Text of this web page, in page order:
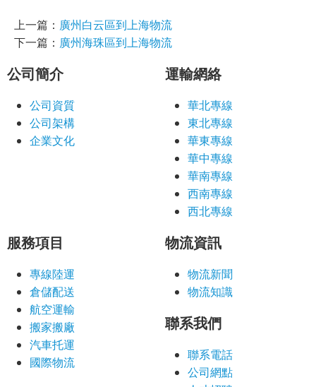
上一篇： 廣州白云區到上海物流
下一篇： 廣州海珠區到上海物流
公司簡介
公司資質
公司架構
企業文化
運輸網絡
華北專線
東北專線
華東專線
華中專線
華南專線
西南專線
西北專線
服務項目
專線陸運
倉儲配送
航空運輸
搬家搬廠
汽車托運
國際物流
物流資訊
物流新聞
物流知識
聯系我們
聯系電話
公司網點